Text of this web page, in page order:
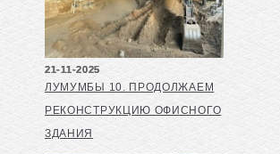
21-11-2025
ЛУМУМБЫ 10. ПРОДОЛЖАЕМ
РЕКОНСТРУКЦИЮ ОФИСНОГО
ЗДАНИЯ